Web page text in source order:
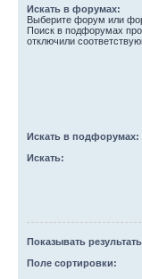
Искать в форумах:
Выберите форум или
Поиск в подфорумах
отключили
Искать в подфорумах:
Искать:
Показывать
Поле сортировки: